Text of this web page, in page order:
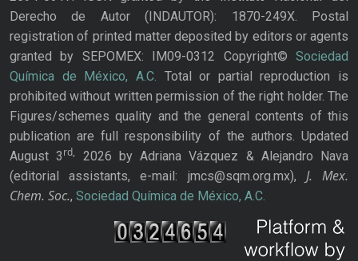
Derecho de Autor (INDAUTOR): 1870-249X. Postal
registration of printed matter deposited by editors or agents
granted by SEPOMEX: IM09-0312 Copyright© Sociedad
Química de México, A.C. Total or partial reproduction is
prohibited without written permission of the right holder. The
Figures/schemes quality and the general contents of this
publication are full responsibility of the authors. Updated
August 3rd,
2026 by Adriana Vázquez & Alejandro Nava
(editorial assistants, e-mail: jmcs@sqm.org.mx), J. Mex.
Chem. Soc., Sociedad Química de México, A.C.